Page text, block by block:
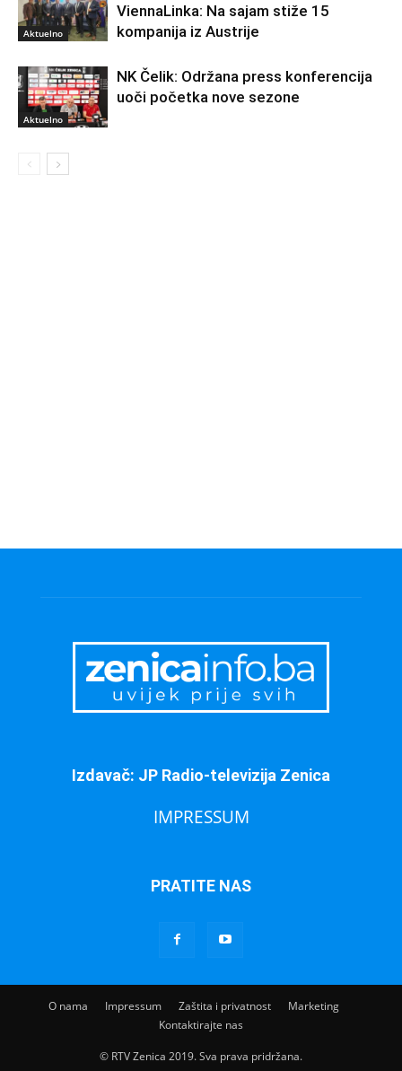
Aktuelno
ViennaLinka: Na sajam stiže 15
kompanija iz Austrije
Aktuelno
NK Čelik: Održana press konferencija
uoči početka nove sezone
Izdavač: JP Radio-televizija Zenica
IMPRESSUM
PRATITE NAS
O nama Impressum Zaštita i privatnost
Marketing
Kontaktirajte nas
© RTV Zenica 2019. Sva prava pridržana.